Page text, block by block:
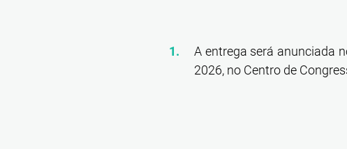
A entrega será anunciada
2026, no Centro de